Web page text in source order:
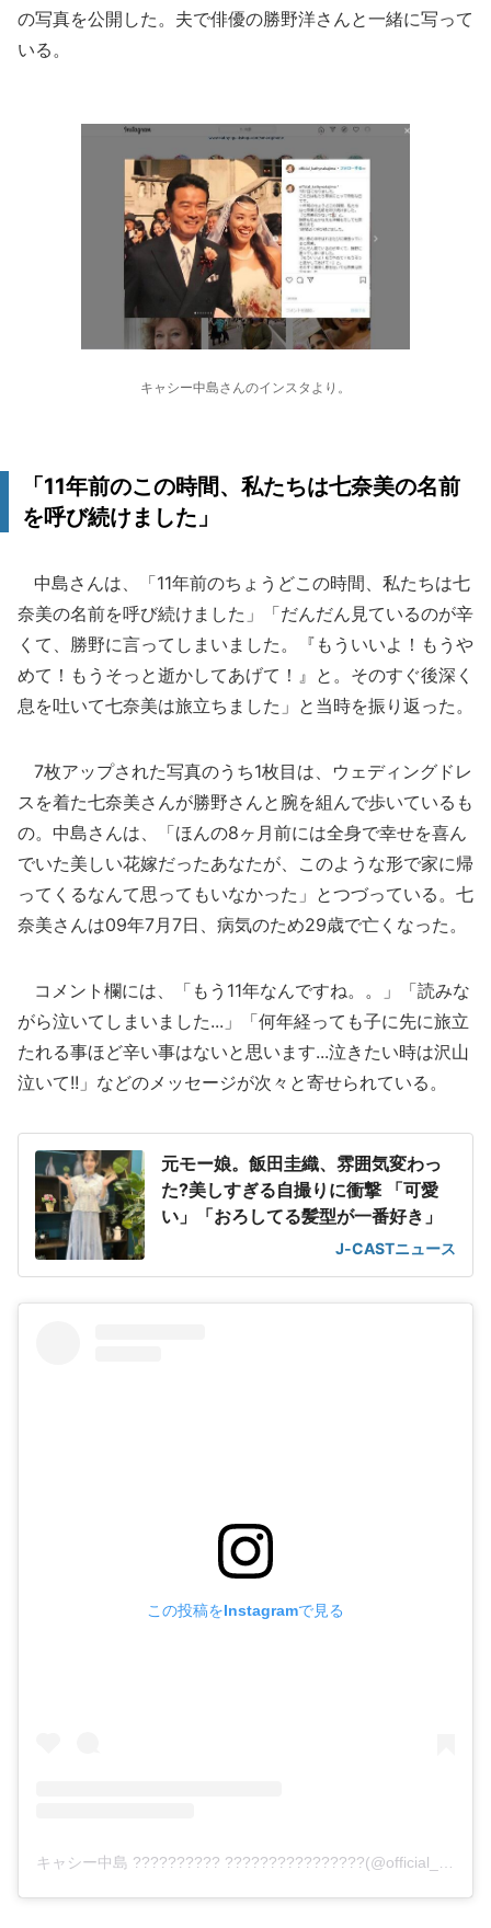
の写真を公開した。夫で俳優の勝野洋さんと一緒に写って
いる。
キャシー中島さんのインスタより。
「11年前のこの時間、私たちは七奈美の名前
を呼び続けました」
中島さんは、「11年前のちょうどこの時間、私たちは七
奈美の名前を呼び続けました」「だんだん見ているのが辛
くて、勝野に言ってしまいました。『もういいよ！もうや
めて！もうそっと逝かしてあげて！』と。そのすぐ後深く
息を吐いて七奈美は旅立ちました」と当時を振り返った。
7枚アップされた写真のうち1枚目は、ウェディングドレ
スを着た七奈美さんが勝野さんと腕を組んで歩いているも
の。中島さんは、「ほんの8ヶ月前には全身で幸せを喜ん
でいた美しい花嫁だったあなたが、このような形で家に帰
ってくるなんて思ってもいなかった」とつづっている。七
奈美さんは09年7月7日、病気のため29歳で亡くなった。
コメント欄には、「もう11年なんですね。。」「読みな
がら泣いてしまいました...」「何年経っても子に先に旅立
たれる事ほど辛い事はないと思います...泣きたい時は沢山
泣いて!!」などのメッセージが次々と寄せられている。
元モー娘。飯田圭織、雰囲気変わっ
た?美しすぎる自撮りに衝撃 「可愛
い」「おろしてる髪型が一番好き」
J-CASTニュース
この投稿をInstagramで見る